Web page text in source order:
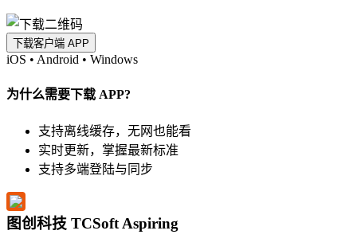
下载客户端 APP
iOS • Android • Windows
为什么需要下载 APP?
支持离线缓存，无网也能看
实时更新，掌握最新标准
支持多端登陆与同步
图创科技 TCSoft Aspiring